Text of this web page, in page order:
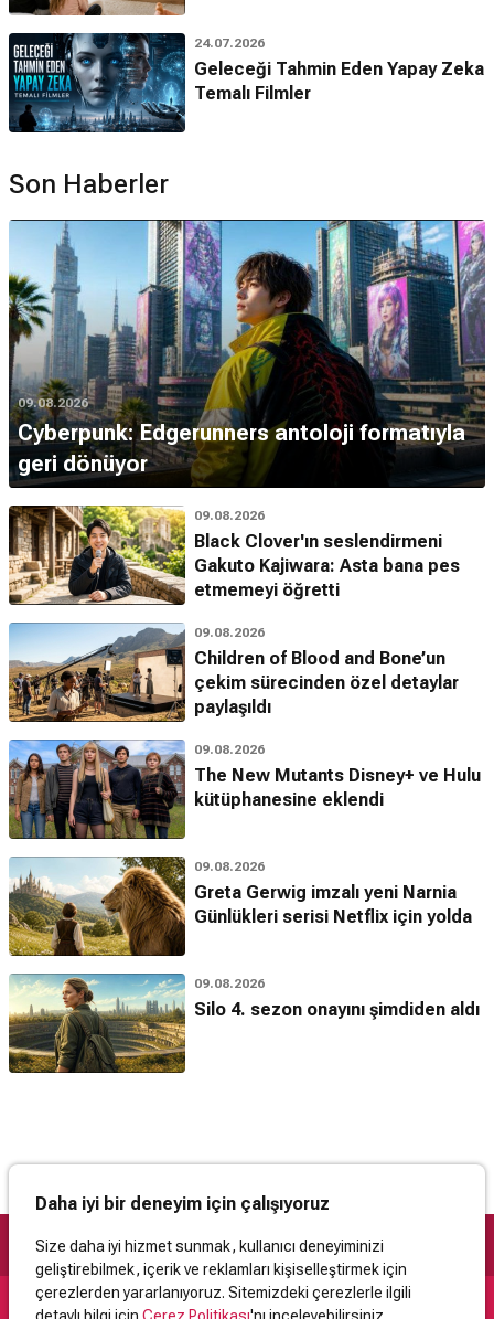
24.07.2026
Geleceği Tahmin Eden Yapay Zeka
Temalı Filmler
Son Haberler
09.08.2026
Cyberpunk: Edgerunners antoloji formatıyla
geri dönüyor
09.08.2026
Black Clover'ın seslendirmeni
Gakuto Kajiwara: Asta bana pes
etmemeyi öğretti
09.08.2026
Children of Blood and Bone’un
çekim sürecinden özel detaylar
paylaşıldı
09.08.2026
The New Mutants Disney+ ve Hulu
kütüphanesine eklendi
09.08.2026
Greta Gerwig imzalı yeni Narnia
Günlükleri serisi Netflix için yolda
09.08.2026
Silo 4. sezon onayını şimdiden aldı
Daha iyi bir deneyim için çalışıyoruz
Size daha iyi hizmet sunmak, kullanıcı deneyiminizi
geliştirebilmek, içerik ve reklamları kişiselleştirmek için
çerezlerden yararlanıyoruz. Sitemizdeki çerezlerle ilgili